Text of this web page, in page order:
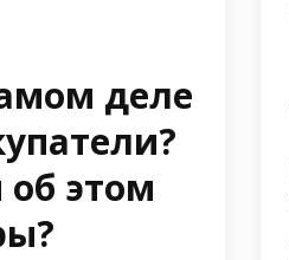
деле
этом